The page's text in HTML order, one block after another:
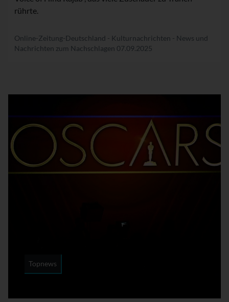
rührte.
Online-Zeitung-Deutschland - Kulturnachrichten - News und
Nachrichten zum Nachschlagen 07.09.2025
Topnews